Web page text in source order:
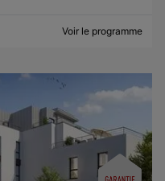
Voir le programme